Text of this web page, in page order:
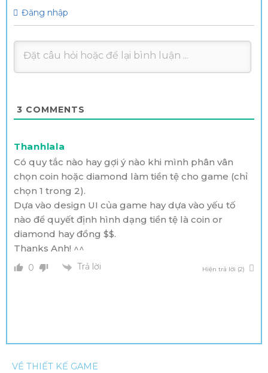
Đăng nhập
3 COMMENTS
Thanhlala
Có quy tắc nào hay gợi ý nào khi mình phân vân
chọn coin hoặc diamond làm tiền tệ cho game (chỉ
chọn 1 trong 2).
Dựa vào design UI của game hay dựa vào yếu tố
nào để quyết định hình dạng tiền tệ là coin or
diamond hay đồng $$.
Thanks Anh! ^^
0 Trả lời Hiện trả lời (2)
VỀ THIẾT KẾ GAME